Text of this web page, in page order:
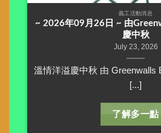
義工活動消息
~ 2026年09月26日 ~ 由
慶中秋
July 23, 2026
溫情洋溢慶中秋 由 Greenwalls
[...]
了解多一點